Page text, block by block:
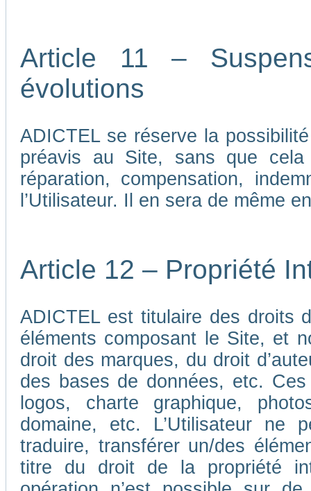
Article 11 –
évolutions
ADICTEL se réserve la
préavis au Site, sans que
réparation, compensation,
l’Utilisateur. Il en sera de même
Article 12 – Propriété
ADICTEL est titulaire des droits
éléments composant le Site, et
droit des marques, du droit
des bases de données, etc.
logos, charte graphique,
domaine, etc. L’Utilisateur ne
traduire, transférer un/des
titre du droit de la propriété